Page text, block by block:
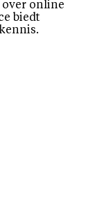
online
biedt